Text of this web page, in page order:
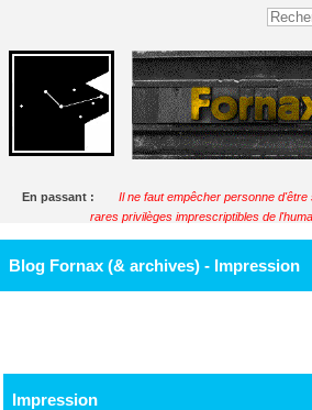
En passant :
Il ne faut empêcher personne
rares privilèges imprescriptibles de
Blog Fornax (& archives) - Impression
Impression